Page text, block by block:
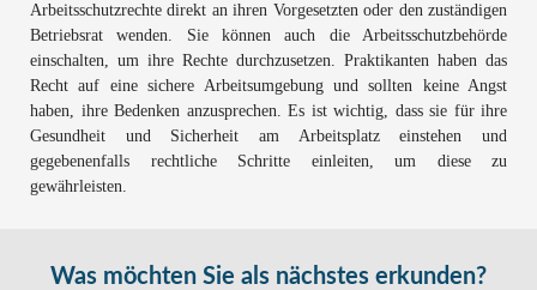
Arbeitsschutzrechte direkt an ihren Vorgesetzten oder den zuständigen
Betriebsrat wenden. Sie können auch die Arbeitsschutzbehörde
einschalten, um ihre Rechte durchzusetzen. Praktikanten haben das
Recht auf eine sichere Arbeitsumgebung und sollten keine Angst
haben, ihre Bedenken anzusprechen. Es ist wichtig, dass sie für ihre
Gesundheit und Sicherheit am Arbeitsplatz einstehen und
gegebenenfalls rechtliche Schritte einleiten, um diese zu
gewährleisten.
Was möchten Sie als nächstes erkunden?